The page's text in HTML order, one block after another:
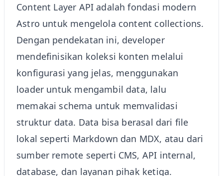
Content Layer API adalah fondasi modern
Astro untuk mengelola content collections.
Dengan pendekatan ini, developer
mendefinisikan koleksi konten melalui
konfigurasi yang jelas, menggunakan
loader untuk mengambil data, lalu
memakai schema untuk memvalidasi
struktur data. Data bisa berasal dari file
lokal seperti Markdown dan MDX, atau dari
sumber remote seperti CMS, API internal,
database, dan layanan pihak ketiga.